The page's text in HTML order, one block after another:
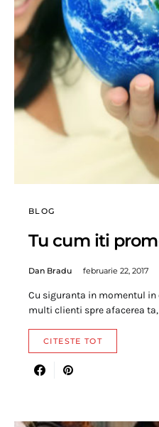
BLOG
Tu cum iti
Dan Bradu februarie 22, 2017
Cu siguranta in momentul
multi clienti spre afacerea
CITESTE TOT